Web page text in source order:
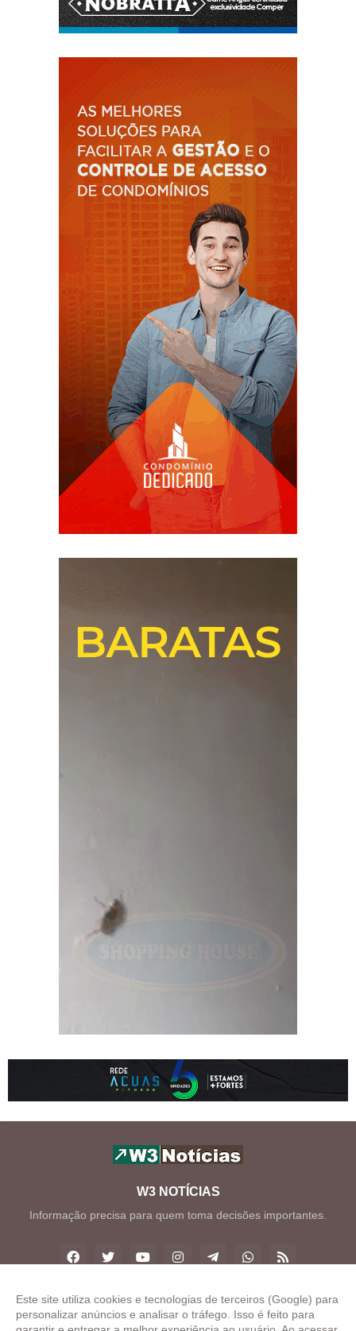
W3 NOTÍCIAS
Informação precisa para quem toma decisões importantes.
Copyright ©2026W3 Notícias
Este site utiliza cookies e tecnologias de terceiros (Google) para
personalizar anúncios e analisar o tráfego. Isso é feito para